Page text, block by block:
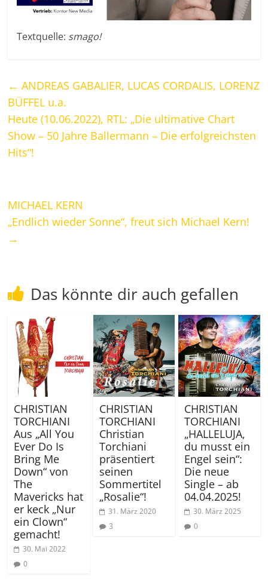
Textquelle: smago!
← ANDREAS GABALIER, LUCAS CORDALIS, LORENZ
BÜFFEL u.a.
Heute (10.06.2022), RTL: „Die ultimative Chart
Show – 50 Jahre Ballermann – Die erfolgreichsten
Hits“!
MICHAEL KERN
„Endlich wieder Sonne“, freut sich Michael Kern!
→
Das könnte dir auch gefallen
CHRISTIAN
TORCHIANI
Aus „All You
Ever Do Is
Bring Me
Down“ von
The
Mavericks hat
er keck „Nur
ein Clown“
gemacht!
30. Mai 2022
0
CHRISTIAN
TORCHIANI
Christian
Torchiani
präsentiert
seinen
Sommertitel
„Rosalie“!
31. März 2020
3
CHRISTIAN
TORCHIANI
„HALLELUJA,
du musst ein
Engel sein“:
Die neue
Single – ab
04.04.2025!
30. März 2025
0